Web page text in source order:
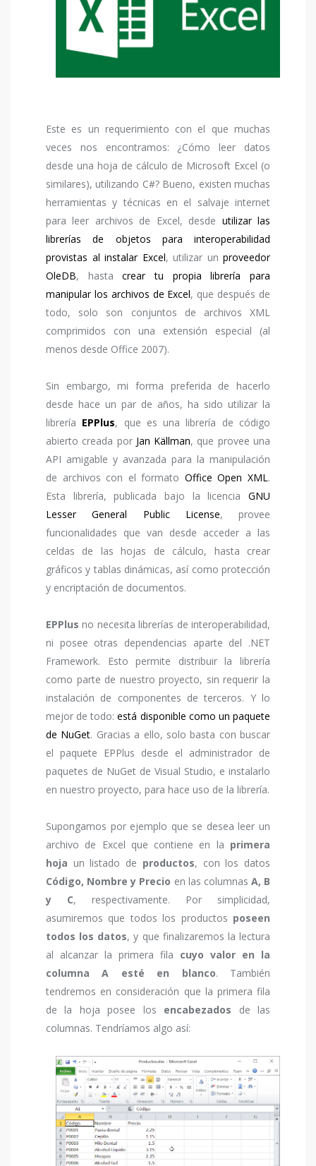
Este es un requerimiento con el que muchas
veces nos encontramos: ¿Cómo leer datos
desde una hoja de cálculo de Microsoft Excel (o
similares), utilizando C#? Bueno, existen muchas
herramientas y técnicas en el salvaje internet
para leer archivos de Excel, desde utilizar las
librerías de objetos para interoperabilidad
provistas al instalar Excel, utilizar un proveedor
OleDB, hastacrear tu propia librería para
manipular los archivos de Excel, que después de
todo, solo son conjuntos de archivos XML
comprimidos con una extensión especial (al
menos desde Office 2007).
Sin embargo, mi forma preferida de hacerlo
desde hace un par de años, ha sido utilizar la
librería EPPlus, que es una librería de código
abierto creada por Jan Källman, que provee una
API amigable y avanzada para la manipulación
de archivos con el formato Office Open XML.
Esta librería, publicada bajo la licencia GNU
Lesser General Public License, provee
funcionalidades que van desde acceder a las
celdas de las hojas de cálculo, hasta crear
gráficos y tablas dinámicas, así como protección
y encriptación de documentos.
EPPlusno necesita librerías de interoperabilidad,
ni posee otras dependencias aparte del .NET
Framework. Esto permite distribuir la librería
como parte de nuestro proyecto, sin requerir la
instalación de componentes de terceros. Y lo
mejor de todo:está disponible como un paquete
de NuGet. Gracias a ello, solo basta con buscar
el paquete EPPlus desde el administrador de
paquetes de NuGet de Visual Studio, e instalarlo
en nuestro proyecto, para hace uso de la librería.
Supongamos por ejemplo que se desea leer un
archivo de Excel que contiene en la primera
hoja un listado de productos, con los datos
Código, Nombre y Precio en las columnas A, B
y C, respectivamente. Por simplicidad,
asumiremos que todos los productos poseen
todos los datos, y que finalizaremos la lectura
al alcanzar la primera fila cuyo valor en la
columna A esté en blanco. También
tendremos en consideración que la primera fila
de la hoja posee los encabezados de las
columnas. Tendríamos algo así: